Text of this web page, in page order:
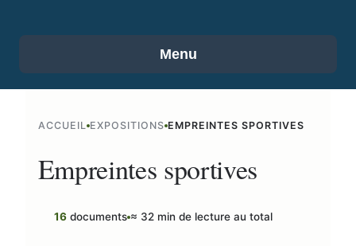
Menu
ACCUEIL EXPOSITIONS EMPREINTES SPORTIVES
Empreintes sportives
16documents ≈ 32 min de lecture au total